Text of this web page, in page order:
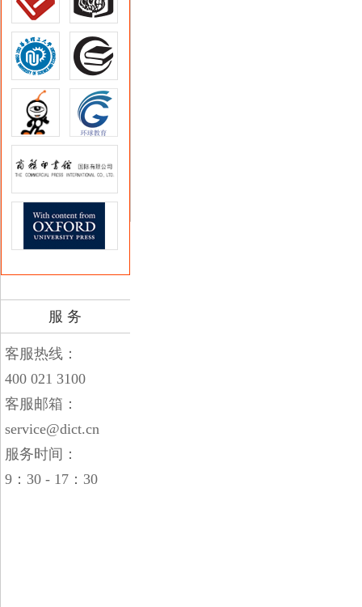
服 务
客服热线：
400 021 3100
客服邮箱：
service@dict.cn
服务时间：
9：30 - 17：30